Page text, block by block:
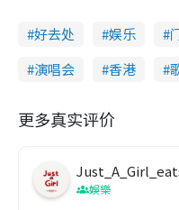
好去处 娱乐
演唱会
香港
更多真实评价
娛樂